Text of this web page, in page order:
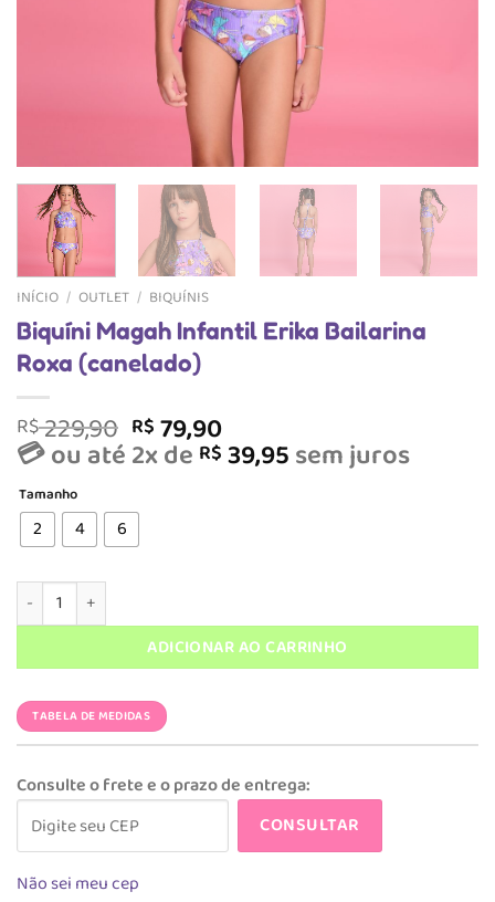
INÍCIO / OUTLET / BIQUÍNIS
Biquíni Magah Infantil Erika Bailarina
Roxa (canelado)
R$229,90 O
preço
era:
R$ 229,90.
R$ 79,90O
preço
atual
💳 ou até 2x de R$ 39,95sem juros
Tamanho
2 4 6
Biquíni Magah Infantil Erika Bailarina Roxa (canelado) quantidade
ADICIONAR AO CARRINHO
TABELA DE MEDIDAS
Consulte o frete e o prazo de entrega:
CONSULTAR
Não sei meu cep